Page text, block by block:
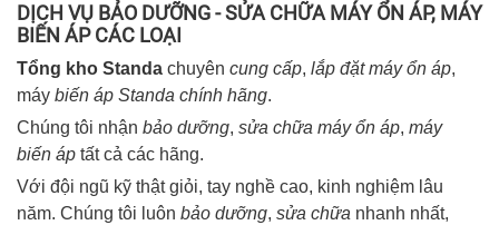
DỊCH VỤ BẢO DƯỠNG - SỬA CHỮA MÁY ỔN ÁP, MÁY
BIẾN ÁP CÁC LOẠI
Tổng kho Standa chuyên cung cấp, lắp đặt máy ổn áp,
máy biến áp Standa chính hãng.
Chúng tôi nhận bảo dưỡng, sửa chữa máy ổn áp, máy
biến áp tất cả các hãng.
Với đội ngũ kỹ thật giỏi, tay nghề cao, kinh nghiệm lâu
năm. Chúng tôi luôn bảo dưỡng, sửa chữa nhanh nhất,